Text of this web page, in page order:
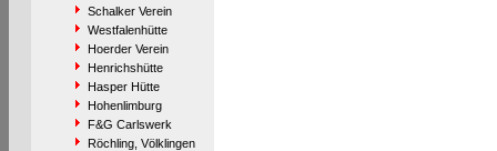
Schalker Verein
Westfalenhütte
Hoerder Verein
Henrichshütte
Hasper Hütte
Hohenlimburg
F&G Carlswerk
Röchling, Völklingen